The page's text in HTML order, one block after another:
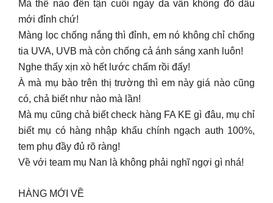
Mà thế nào đến tận cuối ngày da vẫn không đổ dầu
mới đỉnh chứ!
Màng lọc chống nắng thì đỉnh, em nó không chỉ chống
tia UVA, UVB mà còn chống cả ánh sáng xanh luôn!
Nghe thấy xịn xò hết lước chấm rồi đấy!
À mà mụ bào trên thị trường thì em này giá nào cũng
có, chả biết như nào mà lần!
Mà mụ cũng chả biết check hàng FA KE gì đâu, mụ chỉ
biết mụ có hàng nhập khẩu chính ngạch auth 100%,
tem phụ đầy đủ rõ ràng!
Về với team mụ Nan là không phải nghĩ ngợi gì nhá!
HÀNG MỚI VỀ